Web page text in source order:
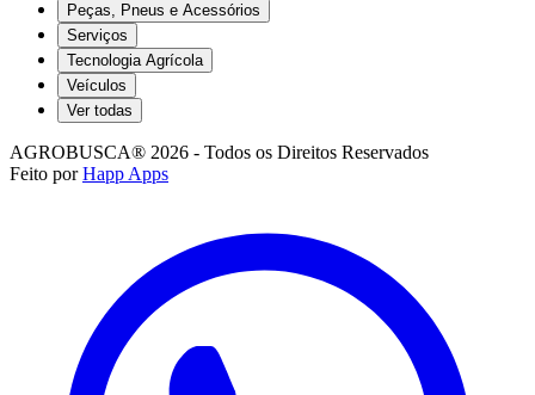
Peças, Pneus e Acessórios
Serviços
Tecnologia Agrícola
Veículos
Ver todas
AGROBUSCA® 2026 - Todos os Direitos Reservados
Feito por Happ Apps